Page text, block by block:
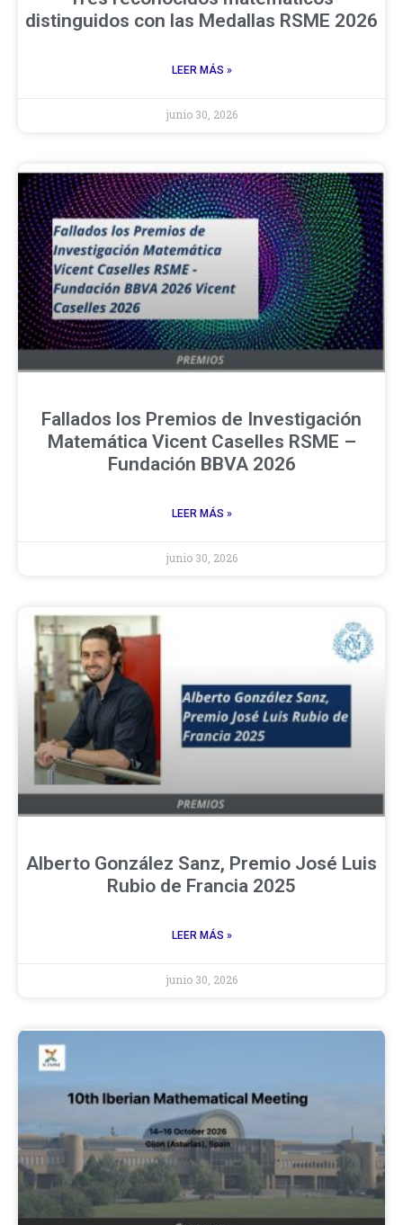
distinguidos con las Medallas RSME 2026
LEER MÁS »
junio 30, 2026
Fallados los Premios de Investigación
Matemática Vicent Caselles RSME –
Fundación BBVA 2026
LEER MÁS »
junio 30, 2026
Alberto González Sanz, Premio José Luis
Rubio de Francia 2025
LEER MÁS »
junio 30, 2026